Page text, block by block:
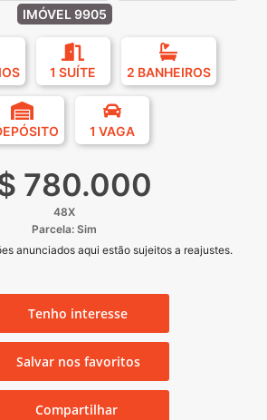
IMÓVEL 9905
1 SUÍTE 2 BANHEIROS
1 VAGA
780.000
48X
Parcela: Sim
anunciados aqui estão sujeitos a reajustes.
Tenho interesse
Salvar nos favoritos
Compartilhar